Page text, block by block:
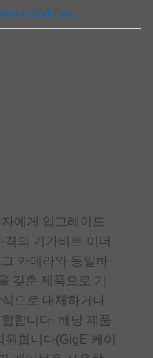
SVHC(s)
에게 업그레이드
의 기가비트 이더
카메라와 동일하
갖춘 제품으로 기
으로 대체하거나
합니다. 해당 제품
합니다(GigE 케이